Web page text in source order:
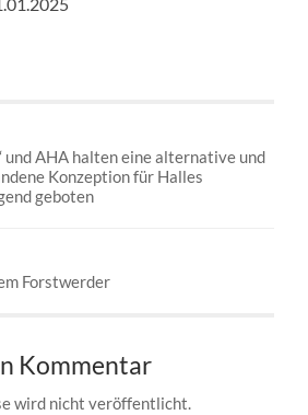
und AHA halten eine alternative und
Konzeption für Halles
geboten
Forstwerder
Kommentar
wird nicht veröffentlicht.